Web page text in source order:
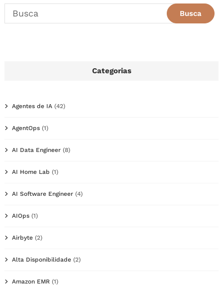
Categorias
Agentes de IA (42)
AgentOps (1)
AI Data Engineer (8)
AI Home Lab (1)
AI Software Engineer (4)
AIOps (1)
Airbyte (2)
Alta Disponibilidade (2)
Amazon EMR (1)